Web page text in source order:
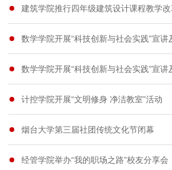
建筑学院推行四年级建筑设计课程教学
数学学院开展“科技创新与社会实践”宣讲及课题
数学学院开展“科技创新与社会实践”宣讲及课题
计控学院开展“文明修身 净洁教室”活动
烟台大学第三届社团传统文化节闭幕
经管学院举办“我的职场之路”校友分享会